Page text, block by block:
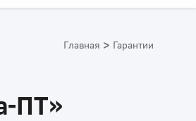
Главная > Гарантии